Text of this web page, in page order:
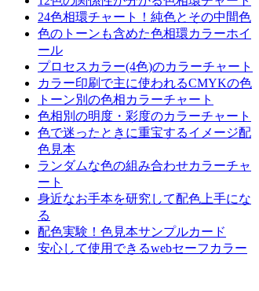
24色相環チャート！純色とその中間色
色のトーンも含めた色相環カラーホイ
ール
プロセスカラー(4色)のカラーチャート
カラー印刷で主に使われるCMYKの色
トーン別の色相カラーチャート
色相別の明度・彩度のカラーチャート
色で迷ったときに重宝するイメージ配
色見本
ランダムな色の組み合わせカラーチャ
ート
身近なお手本を研究して配色上手にな
る
配色実験！色見本サンプルカード
安心して使用できるwebセーフカラー